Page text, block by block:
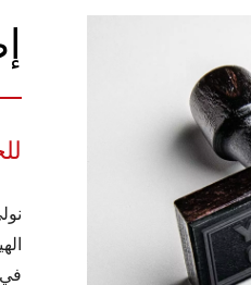
في